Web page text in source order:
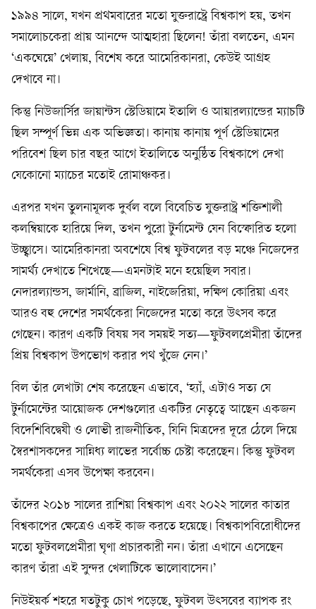
১৯৯৪ সালে, যখন প্রথমবারের মতো যুক্তরাষ্ট্রে বিশ্বকাপ হয়, তখন
সমালোচকেরা প্রায় আনন্দে আত্মহারা ছিলেন! তাঁরা বলতেন, এমন
‘একঘেয়ে’ খেলায়, বিশেষ করে আমেরিকানরা, কেউই আগ্রহ
দেখাবে না।
কিন্তু নিউজার্সির জায়ান্টস স্টেডিয়ামে ইতালি ও আয়ারল্যান্ডের ম্যাচটি
ছিল সম্পূর্ণ ভিন্ন এক অভিজ্ঞতা। কানায় কানায় পূর্ণ স্টেডিয়ামের
পরিবেশ ছিল চার বছর আগে ইতালিতে অনুষ্ঠিত বিশ্বকাপে দেখা
যেকোনো ম্যাচের মতোই রোমাঞ্চকর।
এরপর যখন তুলনামূলক দুর্বল বলে বিবেচিত যুক্তরাষ্ট্র শক্তিশালী
কলম্বিয়াকে হারিয়ে দিল, তখন পুরো টুর্নামেন্ট যেন বিস্ফোরিত হলো
উচ্ছ্বাসে। আমেরিকানরা অবশেষে বিশ্ব ফুটবলের বড় মঞ্চে নিজেদের
সামর্থ্য দেখাতে শিখেছে—এমনটাই মনে হয়েছিল সবার।
নেদারল্যান্ডস, জার্মানি, ব্রাজিল, নাইজেরিয়া, দক্ষিণ কোরিয়া এবং
আরও বহু দেশের সমর্থকেরা নিজেদের মতো করে উৎসব করে
গেছেন। কারণ একটি বিষয় সব সময়ই সত্য—ফুটবলপ্রেমীরা তাঁদের
প্রিয় বিশ্বকাপ উপভোগ করার পথ খুঁজে নেন।’
বিল তাঁর লেখাটা শেষ করেছেন এভাবে, ‘হ্যাঁ, এটাও সত্য যে
টুর্নামেন্টের আয়োজক দেশগুলোর একটির নেতৃত্বে আছেন একজন
বিদেশিবিদ্বেষী ও লোভী রাজনীতিক, যিনি মিত্রদের দূরে ঠেলে দিয়ে
স্বৈরশাসকদের সান্নিধ্য লাভের সর্বোচ্চ চেষ্টা করেছেন। কিন্তু ফুটবল
সমর্থকেরা এসব উপেক্ষা করবেন।
তাঁদের ২০১৮ সালের রাশিয়া বিশ্বকাপ এবং ২০২২ সালের কাতার
বিশ্বকাপের ক্ষেত্রেও একই কাজ করতে হয়েছে। বিশ্বকাপবিরোধীদের
মতো ফুটবলপ্রেমীরা ঘৃণা প্রচারকারী নন। তাঁরা এখানে এসেছেন
কারণ তাঁরা এই সুন্দর খেলাটিকে ভালোবাসেন।’
নিউইয়র্ক শহরে যতটুকু চোখ পড়েছে, ফুটবল উৎসবের ব্যাপক রং